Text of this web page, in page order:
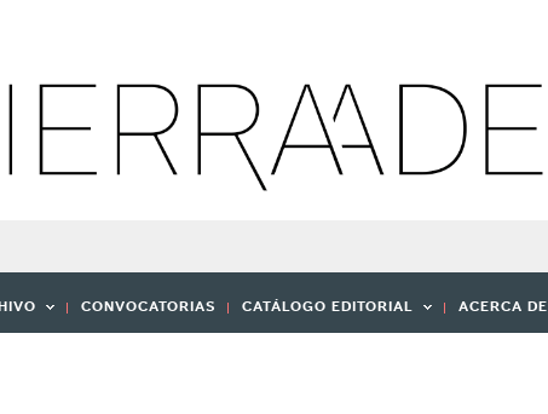
CONVOCATORIAS CATÁLOGO EDITORIAL ACERCA DE